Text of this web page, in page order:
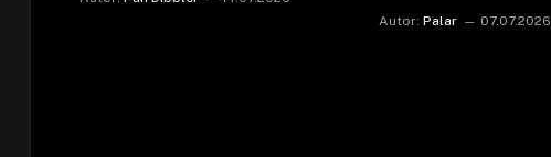
Autor: Palar 07.07.2026